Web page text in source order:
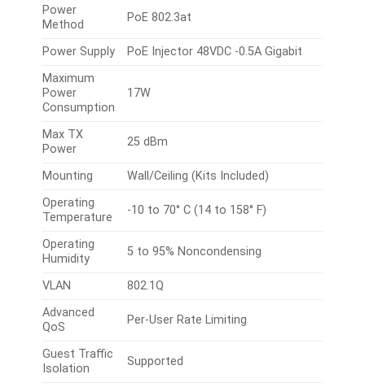
Power
Method
PoE 802.3at
Power Supply
PoE Injector 48VDC -0.5A Gigabit
Maximum
Power
Consumption
17W
Max TX
Power
25 dBm
Mounting
Wall/Ceiling (Kits Included)
Operating
Temperature
-10 to 70° C (14 to 158° F)
Operating
Humidity
5 to 95% Noncondensing
VLAN
802.1Q
Advanced
QoS
Per-User Rate Limiting
Guest Traffic
Isolation
Supported